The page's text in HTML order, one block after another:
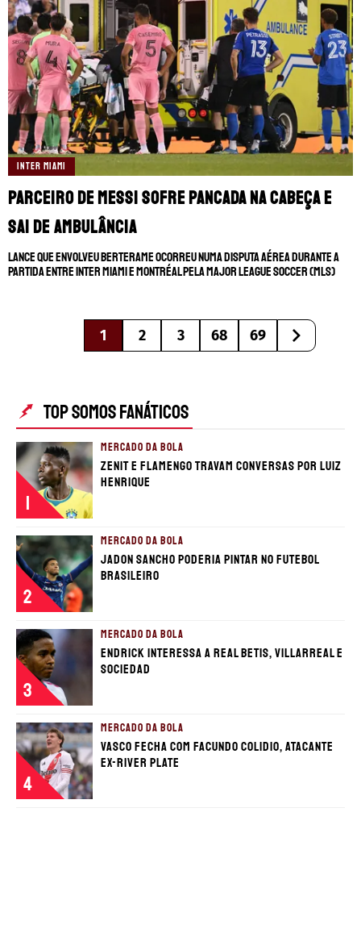
INTER MIAMI
Parceiro de Messi sofre pancada na cabeça e
sai de ambulância
Lance que envolveu Berterame ocorreu numa disputa aérea durante a
partida entre Inter Miami e Montréal pela Major League Soccer (MLS)
1 2 3 68 69
TOP SOMOS FANÁTICOS
1
MERCADO DA BOLA
Zenit e Flamengo travam conversas por Luiz
Henrique
2
MERCADO DA BOLA
Jadon Sancho poderia pintar no futebol
brasileiro
3
MERCADO DA BOLA
Endrick interessa a Real Betis, Villarreal e
Sociedad
4
MERCADO DA BOLA
Vasco fecha com Facundo Colidio, atacante
ex-River Plate